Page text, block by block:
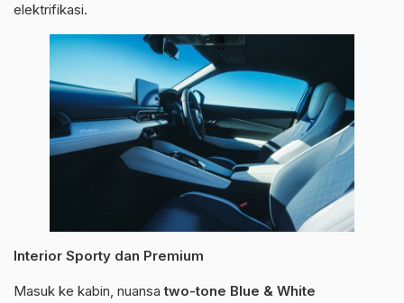
elektrifikasi.
Interior Sporty dan Premium
Masuk ke kabin, nuansatwo-tone Blue & White